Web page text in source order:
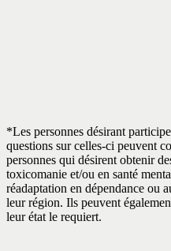
*Les personnes désirant
questions sur celles-ci peuvent
personnes qui désirent obtenir
toxicomanie et/ou en santé
réadaptation en dépendance ou
leur région. Ils peuvent
leur état le requiert.